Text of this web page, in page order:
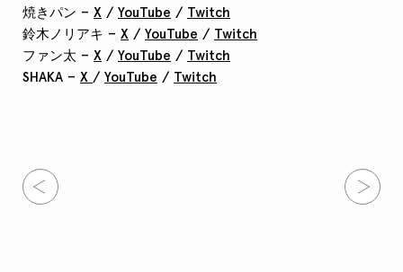
焼きパン – X / YouTube / Twitch
鈴木ノリアキ – X / YouTube / Twitch
ファン太 – X / YouTube / Twitch
SHAKA – X / YouTube / Twitch